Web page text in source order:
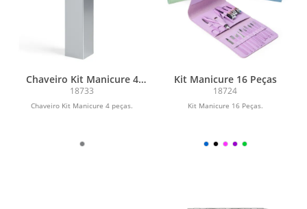
Chaveiro Kit Manicure 4
peças
18733
Chaveiro Kit Manicure 4 peças.
Kit Manicure 16 Peças
18724
Kit Manicure 16 Peças.